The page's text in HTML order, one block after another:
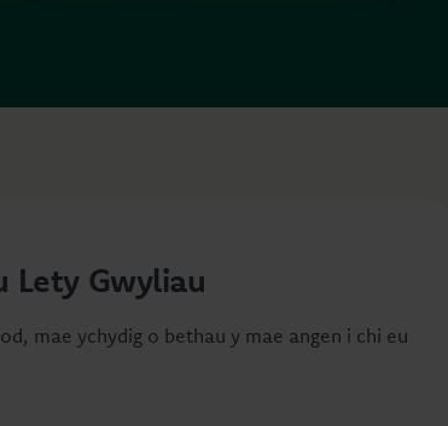
Lety Gwyliau
mae ychydig o bethau y mae angen i chi eu